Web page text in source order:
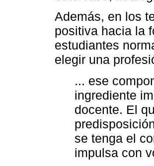
Además, en los
positiva hacia la
estudiantes
elegir una
... ese
ingrediente
docente. El
se tenga el
impulsa con